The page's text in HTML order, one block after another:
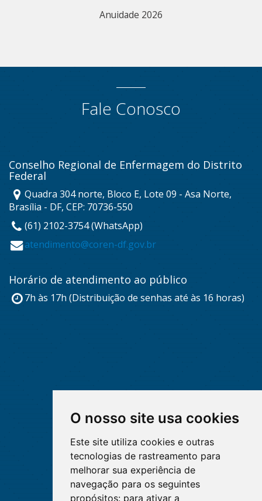
O nosso site usa cookies
Este site utiliza cookies e outras
tecnologias de rastreamento para
melhorar sua experiência de
navegação para os seguintes
propósitos: para ativar a
Anuidade 2026
Fale Conosco
Conselho Regional de Enfermagem do Distrito
Federal
Quadra 304 norte, Bloco E, Lote 09 - Asa Norte,
Brasília - DF, CEP: 70736-550
(61) 2102-3754 (WhatsApp)
atendimento@coren-df.gov.br
Horário de atendimento ao público
7h às 17h (Distribuição de senhas até às 16 horas)